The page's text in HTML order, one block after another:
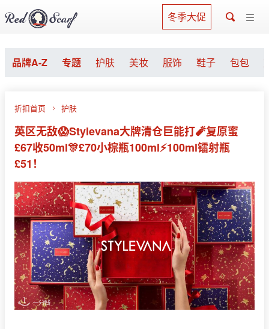
冬季大促
品牌A-Z 专题 护肤 美妆 服饰 鞋子 包包
折扣首页 护肤
英区无敌😱Stylevana大牌清仓巨能打🧨复原蜜
£67收50ml🎊£70小棕瓶100ml⚡️100ml镭射瓶
£51！